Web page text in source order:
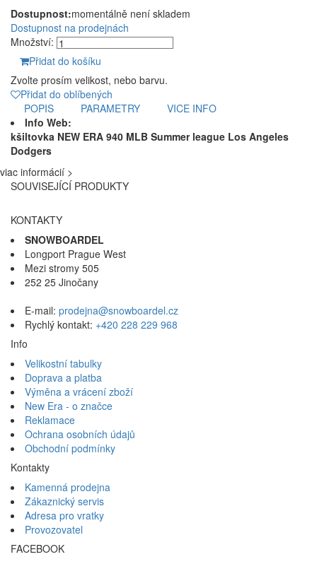
Dostupnost:momentálně není skladem
Dostupnost na prodejnách
Množství:
Přidat do košíku
Zvolte prosím velikost, nebo barvu.
Přidat do oblíbených
POPIS
PARAMETRY
VICE INFO
Info Web:
kšiltovka NEW ERA 940 MLB Summer league Los Angeles
Dodgers
viac informácií >
SOUVISEJÍCÍ PRODUKTY
KONTAKTY
SNOWBOARDEL
Longport Prague West
Mezi stromy 505
252 25 Jinočany
E-mail: prodejna@snowboardel.cz
Rychlý kontakt: +420 228 229 968
Info
Velikostní tabulky
Doprava a platba
Výměna a vrácení zboží
New Era - o značce
Reklamace
Ochrana osobních údajů
Obchodní podmínky
Kontakty
Kamenná prodejna
Zákaznický servis
Adresa pro vratky
Provozovatel
FACEBOOK